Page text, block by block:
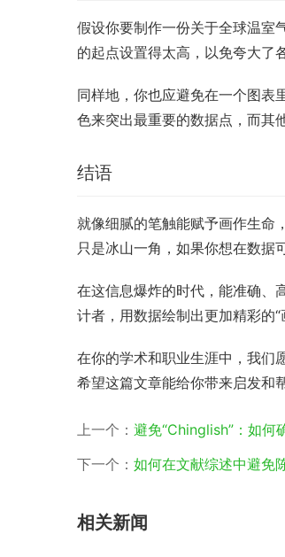
假设你要制作一份关于全球温室
的起点设置得太高，以免夸大了
同样地，你也应避免在一个图表
色来突出最重要的数据点，而其
结语
就像细腻的笔触能赋予画作生命
只是冰山一角，如果你想在数据
在这信息爆炸的时代，能准确、
计者，用数据绘制出更加精彩的“
在你的学术和职业生涯中，我们
希望这篇文章能给你带来启发和帮
上一个： 避免“Chinglish”：如何
下一个： 如何在文献综述中避免
相关新闻